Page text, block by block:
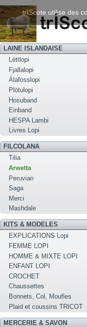
LAINE ISLANDAISE
Léttlopi
Fjallalopi
Álafosslopi
Plötulopi
Hosuband
Einband
HESPA Lambi
Livres Lopi
FILCOLANA
Tilia
Arwetta
Peruvian
Saga
Merci
Mashdale
KITS & MODELES
EXPLICATIONS Lopi
FEMME LOPI
HOMME & MIXTE LOPI
ENFANT LOPI
CROCHET
Chaussettes
Bonnets, Col, Moufles
Plaid et coussins TRICOT
MERCERIE & SAVON
trIScote utilise des